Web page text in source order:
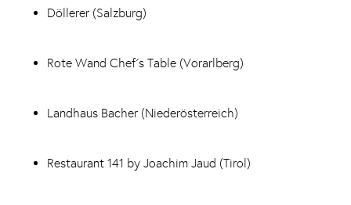
Döllerer (Salzburg)
Rote Wand Chef´s Table (Vorarlberg)
Landhaus Bacher (Niederösterreich)
Restaurant 141 by Joachim Jaud (Tirol)